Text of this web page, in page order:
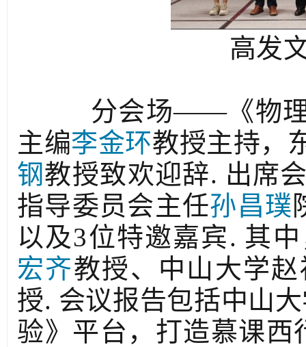
高发
分会场——《物理
主编李金环教授主持，
钢教授致欢迎辞. 出席
指导委员会主任孙昌璞
以及3位特邀嘉宾. 其
宏齐教授、中山大学
授. 会议报告包括中山
验》平台，打造慕课西